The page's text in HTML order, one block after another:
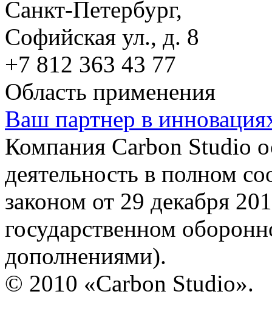
Санкт-Петербург,
Софийская ул., д. 8
+7 812 363 43 77
Область применения
Ваш партнер в
Компания Carbon Studio
деятельность в полном
законом от 29 декабря
государственном
дополнениями).
© 2010 «Carbon Studio».